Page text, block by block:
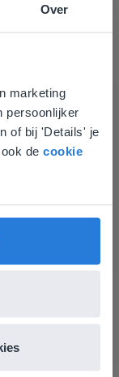
Over
marketing
persoonlijker
of bij 'Details' je
de cookie
Hier